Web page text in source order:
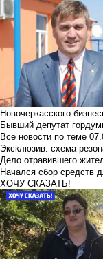
Новочеркасского
Бывший депутат
Все новости по теме
Эксклюзив: схема
Дело отравившего
Начался сбор средств
ХОЧУ СКАЗАТЬ!